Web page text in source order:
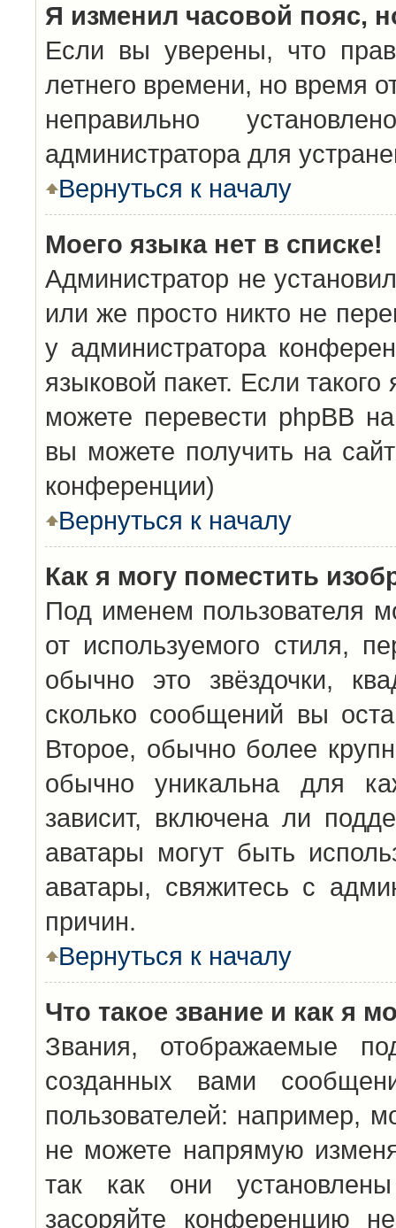
Я изменил часовой пояс,
Если вы уверены, что
летнего времени, но время
неправильно
администратора для
Вернуться к началу
Моего языка нет в списке!
Администратор не
или же просто никто не
у администратора
языковой пакет. Если
можете перевести phpBB
вы можете получить на
конференции)
Вернуться к началу
Как я могу поместить
Под именем пользователя
от используемого стиля,
обычно это звёздочки,
сколько сообщений вы
Второе, обычно более
обычно уникальна для
зависит, включена ли
аватары могут быть
аватары, свяжитесь с
причин.
Вернуться к началу
Что такое звание и как я
Звания, отображаемые
созданных вами
пользователей: например,
не можете напрямую
так как они
засоряйте конференцию